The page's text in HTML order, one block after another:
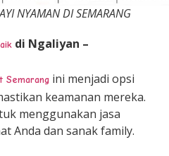
NYAMAN DI SEMARANG
di Ngaliyan –
Semarang ini menjadi opsi
keamanan mereka.
menggunakan jasa
Anda dan sanak family.